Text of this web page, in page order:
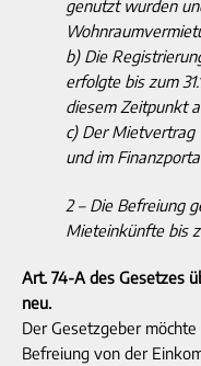
genutzt wurden
b) Die
erfolgte bis zum
diesem Zeitpunkt
c) Der Mietvertrag
und im
2 – Die Befreiung
Mieteinkünfte bis
Art. 74-A des Gesetzes
neu.
Der Gesetzgeber
Befreiung von der